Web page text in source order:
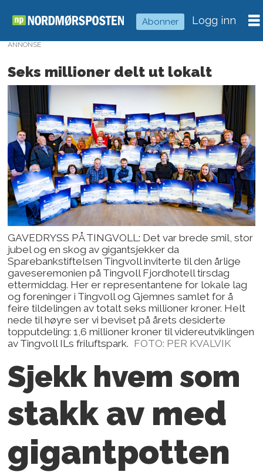
Abonner Logg inn
ANNONSE
Seks millioner delt ut lokalt
GAVEDRYSS PÅ TINGVOLL: Det var brede smil, stor
jubel og en skog av gigantsjekker da
Sparebankstiftelsen Tingvoll inviterte til den årlige
gaveseremonien på Tingvoll Fjordhotell tirsdag
ettermiddag. Her er representantene for lokale lag
og foreninger i Tingvoll og Gjemnes samlet for å
feire tildelingen av totalt seks millioner kroner. Helt
nede til høyre ser vi beviset på årets desiderte
topputdeling: 1,6 millioner kroner til videreutviklingen
av Tingvoll ILs friluftspark. FOTO: PER KVALVIK
Sjekk hvem som
stakk av med
gigantpotten